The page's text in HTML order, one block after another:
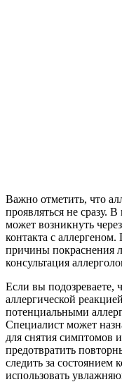
Важно отметить, что
проявляться не сразу.
может возникнуть
контакта с
причины покраснения
консультация
Если вы подозреваете,
аллергической
потенциальными
Специалист может
для снятия симптомов
предотвратить
следить за состоянием
использовать